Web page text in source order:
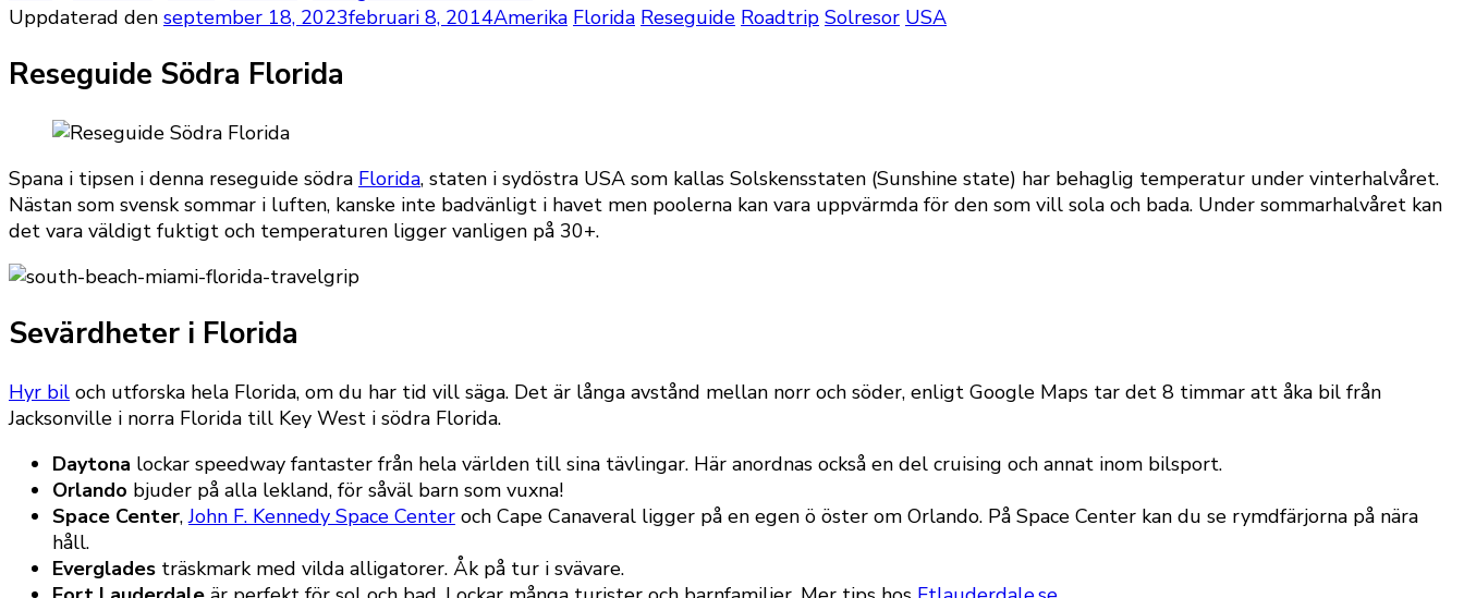
Uppdaterad den september 18, 2023februari 8, 2014Amerika Florida Reseguide Roadtrip Solresor USA
Reseguide Södra Florida
Spana i tipsen i denna reseguide södra Florida, staten i sydöstra USA som kallas Solskensstaten (Sunshine state) har behaglig temperatur under vinterhalvåret.
Nästan som svensk sommar i luften, kanske inte badvänligt i havet men poolerna kan vara uppvärmda för den som vill sola och bada. Under sommarhalvåret kan
det vara väldigt fuktigt och temperaturen ligger vanligen på 30+.
Sevärdheter i Florida
Hyr bil och utforska hela Florida, om du har tid vill säga. Det är långa avstånd mellan norr och söder, enligt Google Maps tar det 8 timmar att åka bil från
Jacksonville i norra Florida till Key West i södra Florida.
Daytona lockar speedway fantaster från hela världen till sina tävlingar. Här anordnas också en del cruising och annat inom bilsport.
Orlando bjuder på alla lekland, för såväl barn som vuxna!
Space Center,John F. Kennedy Space Center och Cape Canaveral ligger på en egen ö öster om Orlando. På Space Center kan du se rymdfärjorna på nära
håll.
Everglades träskmark med vilda alligatorer. Åk på tur i svävare.